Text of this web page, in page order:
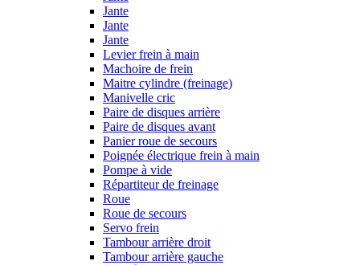
Jante
Jante
Jante
Levier frein à main
Machoire de frein
Maitre cylindre (freinage)
Manivelle cric
Paire de disques arrière
Paire de disques avant
Panier roue de secours
Poignée électrique frein à main
Pompe à vide
Répartiteur de freinage
Roue
Roue de secours
Servo frein
Tambour arrière droit
Tambour arrière gauche